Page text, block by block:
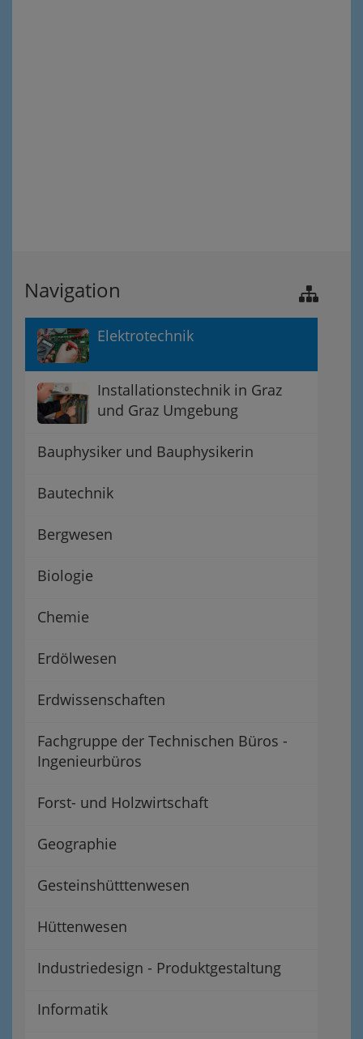
Navigation
Elektrotechnik
Installationstechnik in Graz
und Graz Umgebung
Bauphysiker und Bauphysikerin
Bautechnik
Bergwesen
Biologie
Chemie
Erdölwesen
Erdwissenschaften
Fachgruppe der Technischen Büros -
Ingenieurbüros
Forst- und Holzwirtschaft
Geographie
Gesteinshütttenwesen
Hüttenwesen
Industriedesign - Produktgestaltung
Informatik